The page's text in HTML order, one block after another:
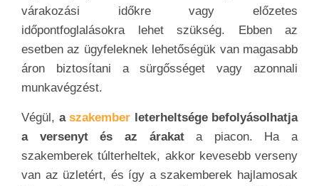
várakozási időkre vagy előzetes
időpontfoglalásokra lehet szükség. Ebben az
esetben az ügyfeleknek lehetőségük van magasabb
áron biztosítani a sürgősséget vagy azonnali
munkavégzést.
Végül, a szakember leterheltsége befolyásolhatja
a versenyt és az árakata piacon. Ha a
szakemberek túlterheltek, akkor kevesebb verseny
van az üzletért, és így a szakemberek hajlamosak